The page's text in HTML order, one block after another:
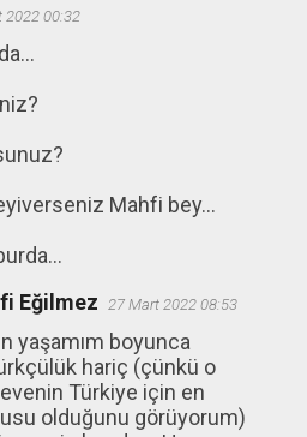
2022 00:32
Mahfi bey...
Eğilmez 27 Mart 2022 08:53
yaşamım boyunca
hariç (çünkü o
Türkiye için en
olduğunu görüyorum)